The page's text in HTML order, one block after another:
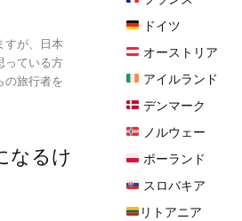
すが、日本
っている方
の旅行者を
なるけ
ドイツ
オーストリア
アイルランド
デンマーク
ノルウェー
ポーランド
スロバキア
リトアニア